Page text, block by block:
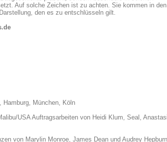
Auf solche Zeichen ist zu achten. Sie kommen in
den es zu entschlüsseln gilt.
Hamburg, München, Köln
USA Auftragsarbeiten von Heidi Klum, Seal,
von Marylin Monroe, James Dean und Audrey Hepburn